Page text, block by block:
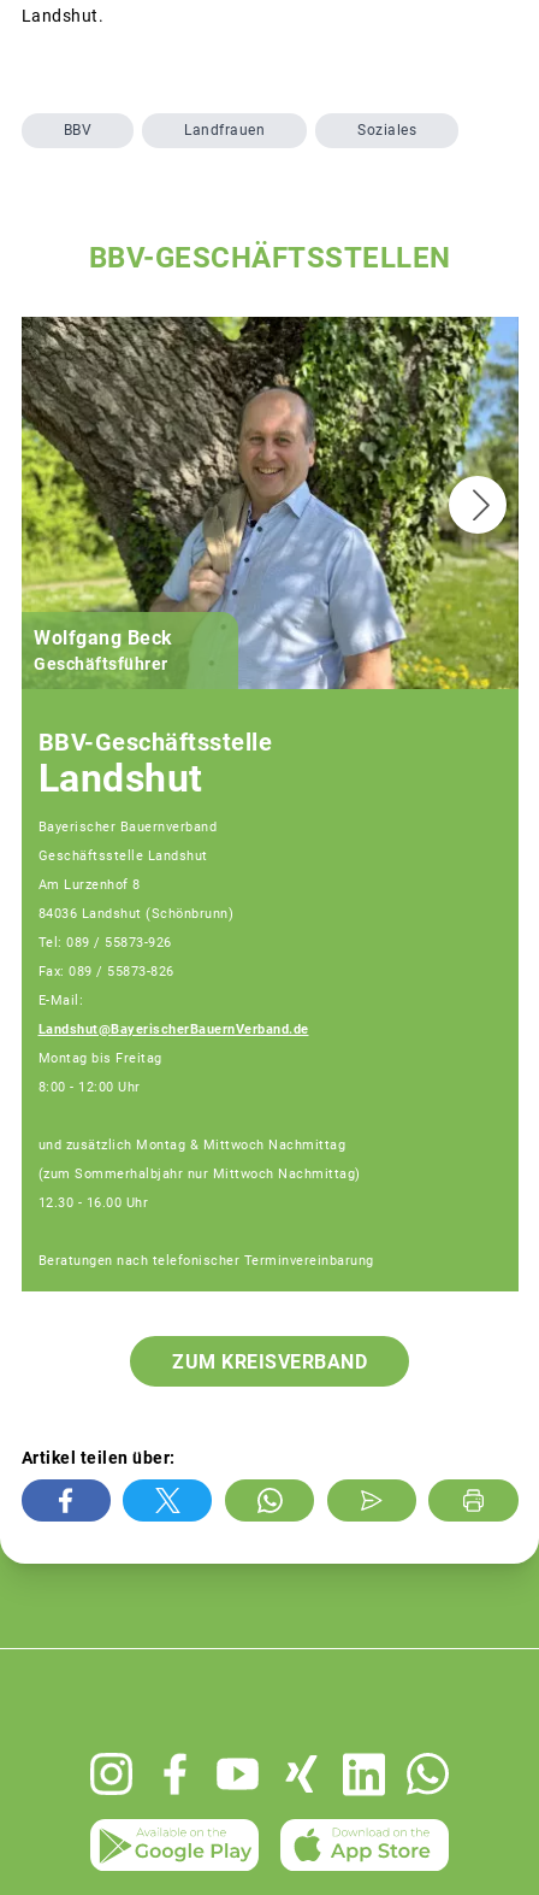
Landshut.
BBV Landfrauen Soziales
BBV-GESCHÄFTSSTELLEN
Wolfgang Beck
Geschäftsführer
BBV-Geschäftsstelle
Landshut
Bayerischer Bauernverband
Geschäftsstelle Landshut
Am Lurzenhof 8
84036 Landshut (Schönbrunn)
Tel: 089 / 55873-926
Fax: 089 / 55873-826
E-Mail:
Landshut@BayerischerBauernVerband.de
Montag bis Freitag
8:00 - 12:00 Uhr
und zusätzlich Montag & Mittwoch Nachmittag
(zum Sommerhalbjahr nur Mittwoch Nachmittag)
12.30 - 16.00 Uhr
Beratungen nach telefonischer Terminvereinbarung
ZUM KREISVERBAND
Artikel teilen über: